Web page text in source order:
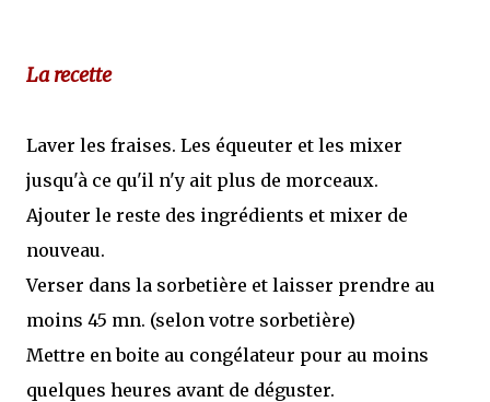
La recette
Laver les fraises. Les équeuter et les mixer
jusqu'à ce qu'il n'y ait plus de morceaux.
Ajouter le reste des ingrédients et mixer de
nouveau.
Verser dans la sorbetière et laisser prendre au
moins 45 mn. (selon votre sorbetière)
Mettre en boite au congélateur pour au moins
quelques heures avant de déguster.